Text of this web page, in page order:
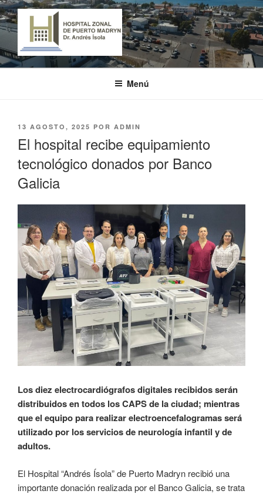
Ir
al
contenido
HOSPITAL ZONAL DE PUERTO
"Dr. Andrés Ísola"
Menú
PUBLICADO
13 AGOSTO, 2025 POR ADMIN
El hospital recibe equipamiento
tecnológico donados por Banco
Galicia
Los diez electrocardiógrafos digitales recibidos serán
distribuidos en todos los CAPS de la ciudad; mientras
que el equipo para realizar electroencefalogramas será
utilizado por los servicios de neurología infantil y de
adultos.
El Hospital “Andrés Ísola” de Puerto Madryn recibió una
importante donación realizada por el Banco Galicia, se trata